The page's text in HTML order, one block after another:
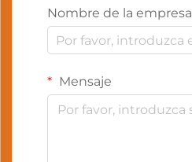
Nombre de la empresa
Mensaje